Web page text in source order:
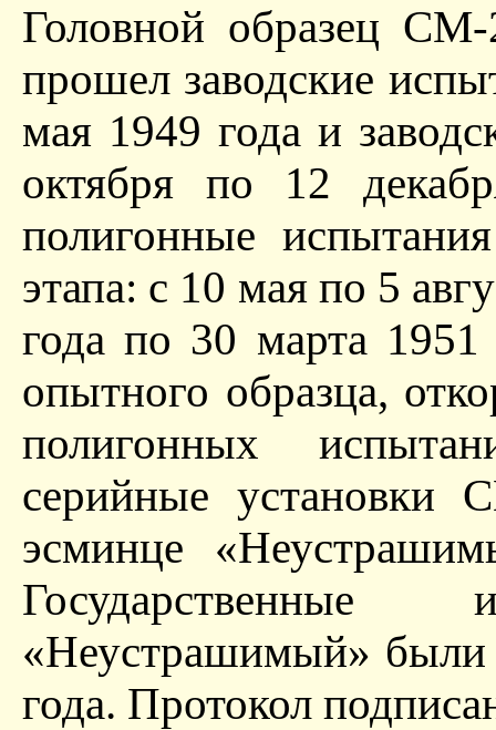
Головной образец
прошел заводские
мая 1949 года и
октября по 12
полигонные
этапа: с 10 мая по 5
года по 30 марта
опытного образца,
полигонных
серийные установки
эсминце
«Неустрашимый» были
года. Протокол